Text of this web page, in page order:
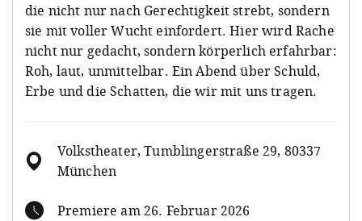
die nicht nur nach Gerechtigkeit strebt, sondern
sie mit voller Wucht einfordert. Hier wird Rache
nicht nur gedacht, sondern körperlich erfahrbar:
Roh, laut, unmittelbar. Ein Abend über Schuld,
Erbe und die Schatten, die wir mit uns tragen.
Volkstheater, Tumblingerstraße 29, 80337
München
Premiere am 26. Februar 2026